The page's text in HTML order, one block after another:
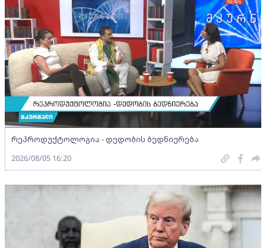
რეპროდუქტოლოგია - დედობის ბედნიერება
2026/08/05 16:20